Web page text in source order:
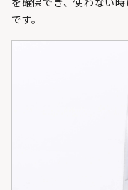
を確保でき、使わない
です。